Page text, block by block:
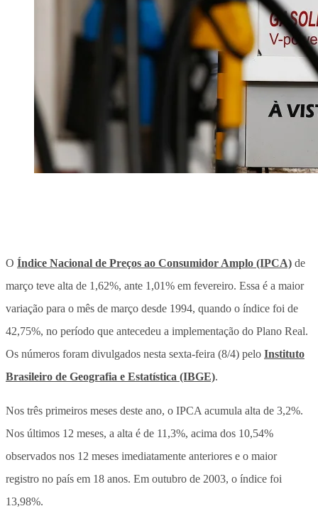
O Índice Nacional de Preços ao Consumidor Amplo (IPCA) de
março teve alta de 1,62%, ante 1,01% em fevereiro. Essa é a maior
variação para o mês de março desde 1994, quando o índice foi de
42,75%, no período que antecedeu a implementação do Plano Real.
Os números foram divulgados nesta sexta-feira (8/4) pelo Instituto
Brasileiro de Geografia e Estatística (IBGE).
Nos três primeiros meses deste ano, o IPCA acumula alta de 3,2%.
Nos últimos 12 meses, a alta é de 11,3%, acima dos 10,54%
observados nos 12 meses imediatamente anteriores e o maior
registro no país em 18 anos. Em outubro de 2003, o índice foi
13,98%.